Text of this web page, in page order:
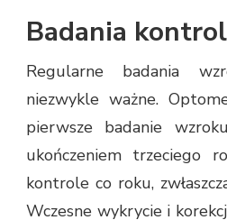
Badania
Regularne badania
niezwykle ważne.
pierwsze badanie
ukończeniem trzeciego
kontrole co roku,
Wczesne wykrycie i